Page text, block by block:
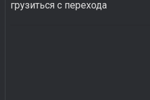
грузиться с перехода